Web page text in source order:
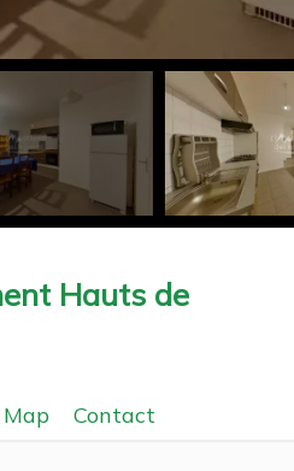
Hauts de
Map Contact